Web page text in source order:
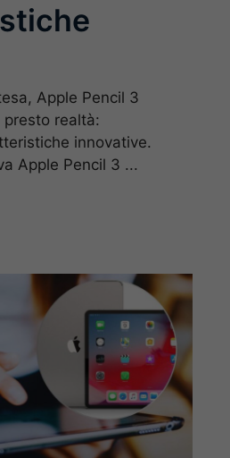
Apple Pencil 3
realtà:
innovative.
Apple Pencil 3 ...